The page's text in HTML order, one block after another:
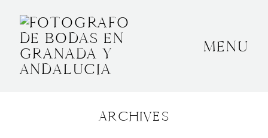
MENU
ARCHIVES
BODAS